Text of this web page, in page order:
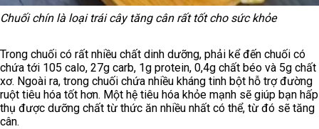
Chuối chín là loại trái cây tăng cân rất tốt cho sức khỏe
Trong chuối có rất nhiều chất dinh dưỡng, phải kể đến chuối có
chứa tới 105 calo, 27g carb, 1g protein, 0,4g chất béo và 5g chất
xơ. Ngoài ra, trong chuối chứa nhiều kháng tinh bột hỗ trợ đường
ruột tiêu hóa tốt hơn. Một hệ tiêu hóa khỏe mạnh sẽ giúp bạn hấp
thụ được dưỡng chất từ thức ăn nhiều nhất có thể, từ đó sẽ tăng
cân.